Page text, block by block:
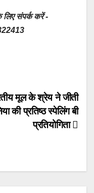
लिए संपर्क करें -
मूल के श्रेय ने जीती
की प्रतिष्ठ स्पेलिंग बी
प्रतियोगिता